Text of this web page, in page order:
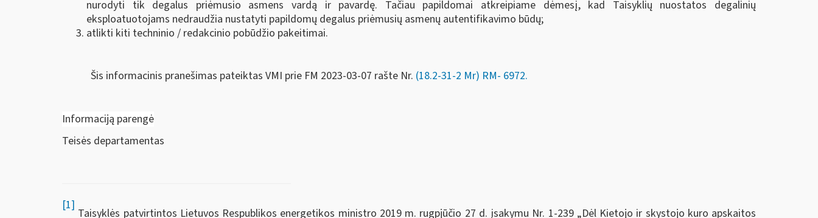
nurodyti tik degalus priėmusio asmens vardą ir pavardę. Tačiau papildomai atkreipiame dėmesį, kad Taisyklių nuostatos degalinių
eksploatuotojams nedraudžia nustatyti papildomų degalus priėmusių asmenų autentifikavimo būdų;
atlikti kiti techninio / redakcinio pobūdžio pakeitimai.
Šis informacinis pranešimas pateiktas VMI prie FM 2023-03-07 rašte Nr. (18.2-31-2 Mr) RM- 6972.
Informaciją parengė
Teisės departamentas
[1]
Taisyklės patvirtintos Lietuvos Respublikos energetikos ministro 2019 m. rugpjūčio 27 d. įsakymu Nr. 1-239 „Dėl Kietojo ir skystojo kuro apskaitos